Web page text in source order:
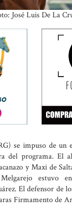
José Luis De La
se impuso de
del programa. El
y Maxi de
estuvo
El defensor de
Firmamento de